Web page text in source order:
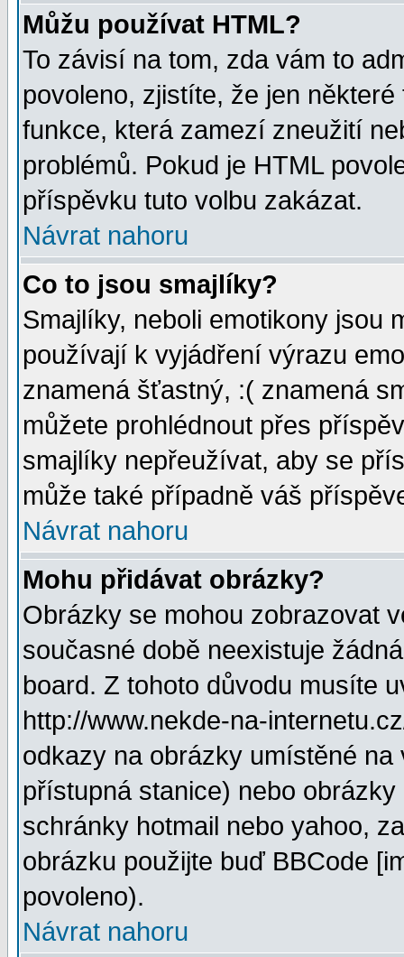
Můžu používat HTML?
To závisí na tom, zda vám to
povoleno, zjistíte, že jen
funkce, která zamezí zneužití
problémů. Pokud je HTML
příspěvku tuto volbu zakázat.
Návrat nahoru
Co to jsou smajlíky?
Smajlíky, neboli emotikony jsou
používají k vyjádření výrazu
znamená šťastný, :( znamená
můžete prohlédnout přes
smajlíky nepřeužívat, aby se
může také případně váš
Návrat nahoru
Mohu přidávat obrázky?
Obrázky se mohou zobrazovat
současné době neexistuje
board. Z tohoto důvodu musíte
http://www.nekde-na-
odkazy na obrázky umístěné
přístupná stanice) nebo
schránky hotmail nebo yahoo,
obrázku použijte buď BBCode
povoleno).
Návrat nahoru